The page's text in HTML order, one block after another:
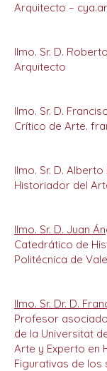
Arquitecto –
Ilmo. Sr. D.
Arquitecto
Ilmo. Sr. D.
Crítico de Arte.
Ilmo. Sr. D.
Historiador del
Ilmo. Sr. D. Juan
Catedrático de
Politécnica de
Ilmo. Sr. Dr. D.
Profesor
de la Universitat
Arte y Experto en
Figurativas de los